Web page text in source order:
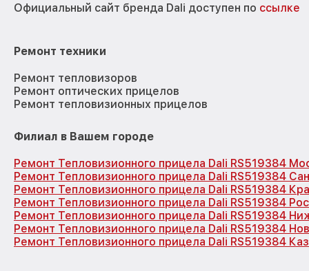
Официальный сайт бренда Dali доступен по ссылке
Ремонт техники
Ремонт тепловизоров
Ремонт оптических прицелов
Ремонт тепловизионных прицелов
Филиал в Вашем городе
Ремонт Тепловизионного прицела Dali RS519384
Ремонт Тепловизионного прицела Dali RS519384
Ремонт Тепловизионного прицела Dali RS519384
Ремонт Тепловизионного прицела Dali RS519384
Ремонт Тепловизионного прицела Dali RS519384
Ремонт Тепловизионного прицела Dali RS519384
Ремонт Тепловизионного прицела Dali RS519384